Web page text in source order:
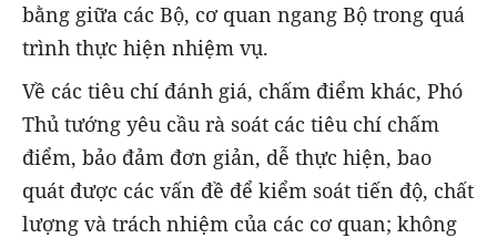
bằng giữa các Bộ, cơ quan ngang Bộ trong quá
trình thực hiện nhiệm vụ.
Về các tiêu chí đánh giá, chấm điểm khác, Phó
Thủ tướng yêu cầu rà soát các tiêu chí chấm
điểm, bảo đảm đơn giản, dễ thực hiện, bao
quát được các vấn đề để kiểm soát tiến độ, chất
lượng và trách nhiệm của các cơ quan; không